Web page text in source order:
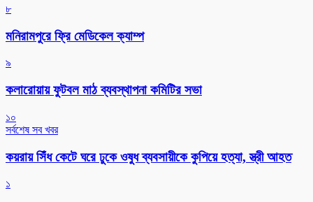
৮
মনিরামপুরে ফ্রি মেডিকেল ক্যাম্প
৯
কলারোয়ায় ফুটবল মাঠ ব্যবস্থাপনা কমিটির সভা
১০
সর্বশেষ সব খবর
কয়রায় সিঁধ কেটে ঘরে ঢুকে ওষুধ ব্যবসায়ীকে কুপিয়ে হত্যা, স্ত্রী আহত
১